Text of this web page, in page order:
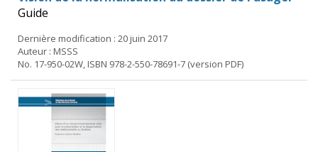
Guide
Dernière modification : 20 juin 2017
Auteur : MSSS
No. 17-950-02W, ISBN 978-2-550-78691-7 (version PDF)